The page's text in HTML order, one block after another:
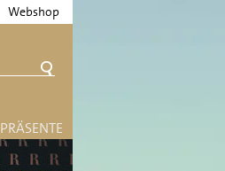
Webshop
PRÄSENTE